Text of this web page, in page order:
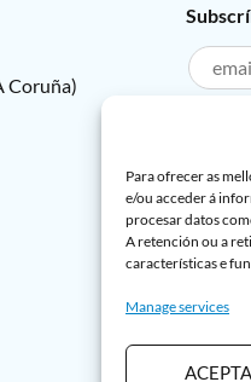
Para ofrecer as
e/ou acceder á
procesar datos
A retención ou a
características e
Manage services
Coruña)
Lin e